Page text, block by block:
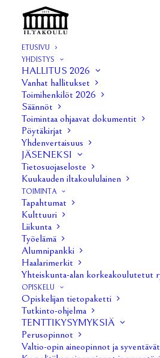
ETUSIVU
YHDISTYS
HALLITUS 2026
Vanhat hallitukset
Toimihenkilöt 2026
Säännöt
Toimintaa ohjaavat dokumentit
Pöytäkirjat
Yhdenvertaisuus
JÄSENEKSI
Tietosuojaseloste
Kuukauden iltakoululainen
TOIMINTA
Tapahtumat
Kulttuuri
Liikunta
Työelämä
Alumnipankki
Haalarimerkit
Yhteiskunta-alan korkeakoulutetut
OPISKELU
Opiskelijan tietopaketti
Tutkinto-ohjelma
TENTTIKYSYMYKSIÄ
Perusopinnot
Valtio-opin aineopinnot ja
ANTI 4/
Home ANTI 4/2012